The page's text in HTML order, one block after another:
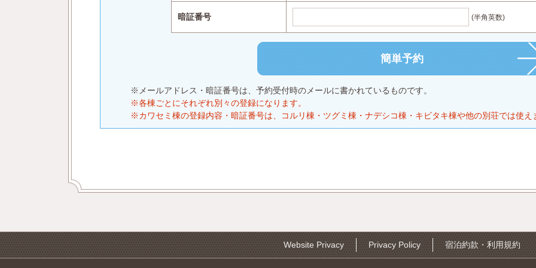
暗証番号 (半角英数)
※メールアドレス・暗証番号は、予約受付時のメールに書かれているものです。
※各棟ごとにそれぞれ別々の登録になります。
※カワセミ棟の登録内容・暗証番号は、コルリ棟・ツグミ棟・ナデシコ棟・キビタキ棟や他の別荘では使え
Website Privacy Privacy Policy 宿泊約款・利用規約